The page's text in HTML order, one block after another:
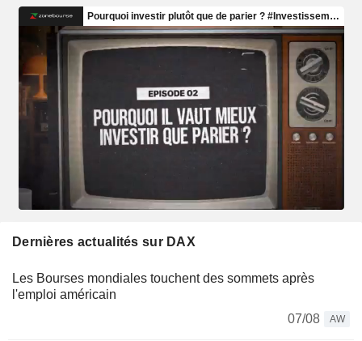
Dernières actualités sur DAX
Les Bourses mondiales touchent des sommets après
l'emploi américain
07/08
AW